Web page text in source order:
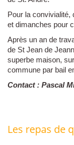
Pour la
et dimanches pour
Après un an de
de St Jean de
superbe maison,
commune par bail
Contact : Pascal
Les repas de